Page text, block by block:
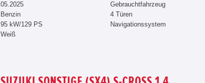
05.2025
Benzin
95 kW/129 PS
Weiß
Gebrauchtfahrzeug
4 Türen
Navigationssystem